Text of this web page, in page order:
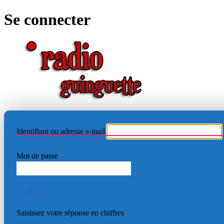
Se connecter
Identifiant ou adresse e-mail
Mot de passe
Saisissez votre réponse en chiffres